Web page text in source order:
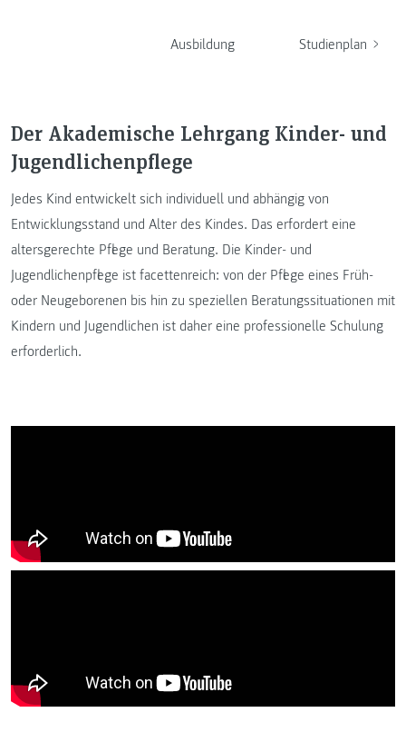
Ausbildung Studienplan
Der Akademische Lehrgang Kinder- und
Jugendlichenpflege
Jedes Kind entwickelt sich individuell und abhängig von
Entwicklungsstand und Alter des Kindes. Das erfordert eine
altersgerechte Pflege und Beratung. Die Kinder- und
Jugendlichenpflege ist facettenreich: von der Pflege eines Früh-
oder Neugeborenen bis hin zu speziellen Beratungssituationen mit
Kindern und Jugendlichen ist daher eine professionelle Schulung
erforderlich.